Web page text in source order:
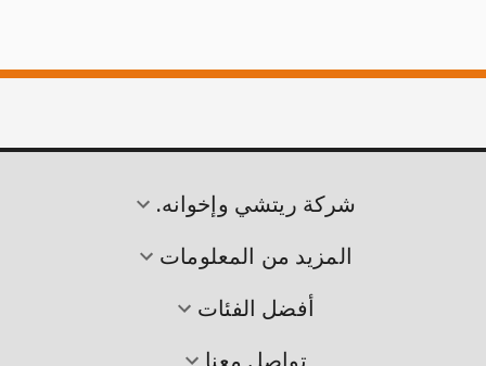
شركة ريتشي وإخوانه.
المزيد من المعلومات
أفضل الفئات
تواصل معنا